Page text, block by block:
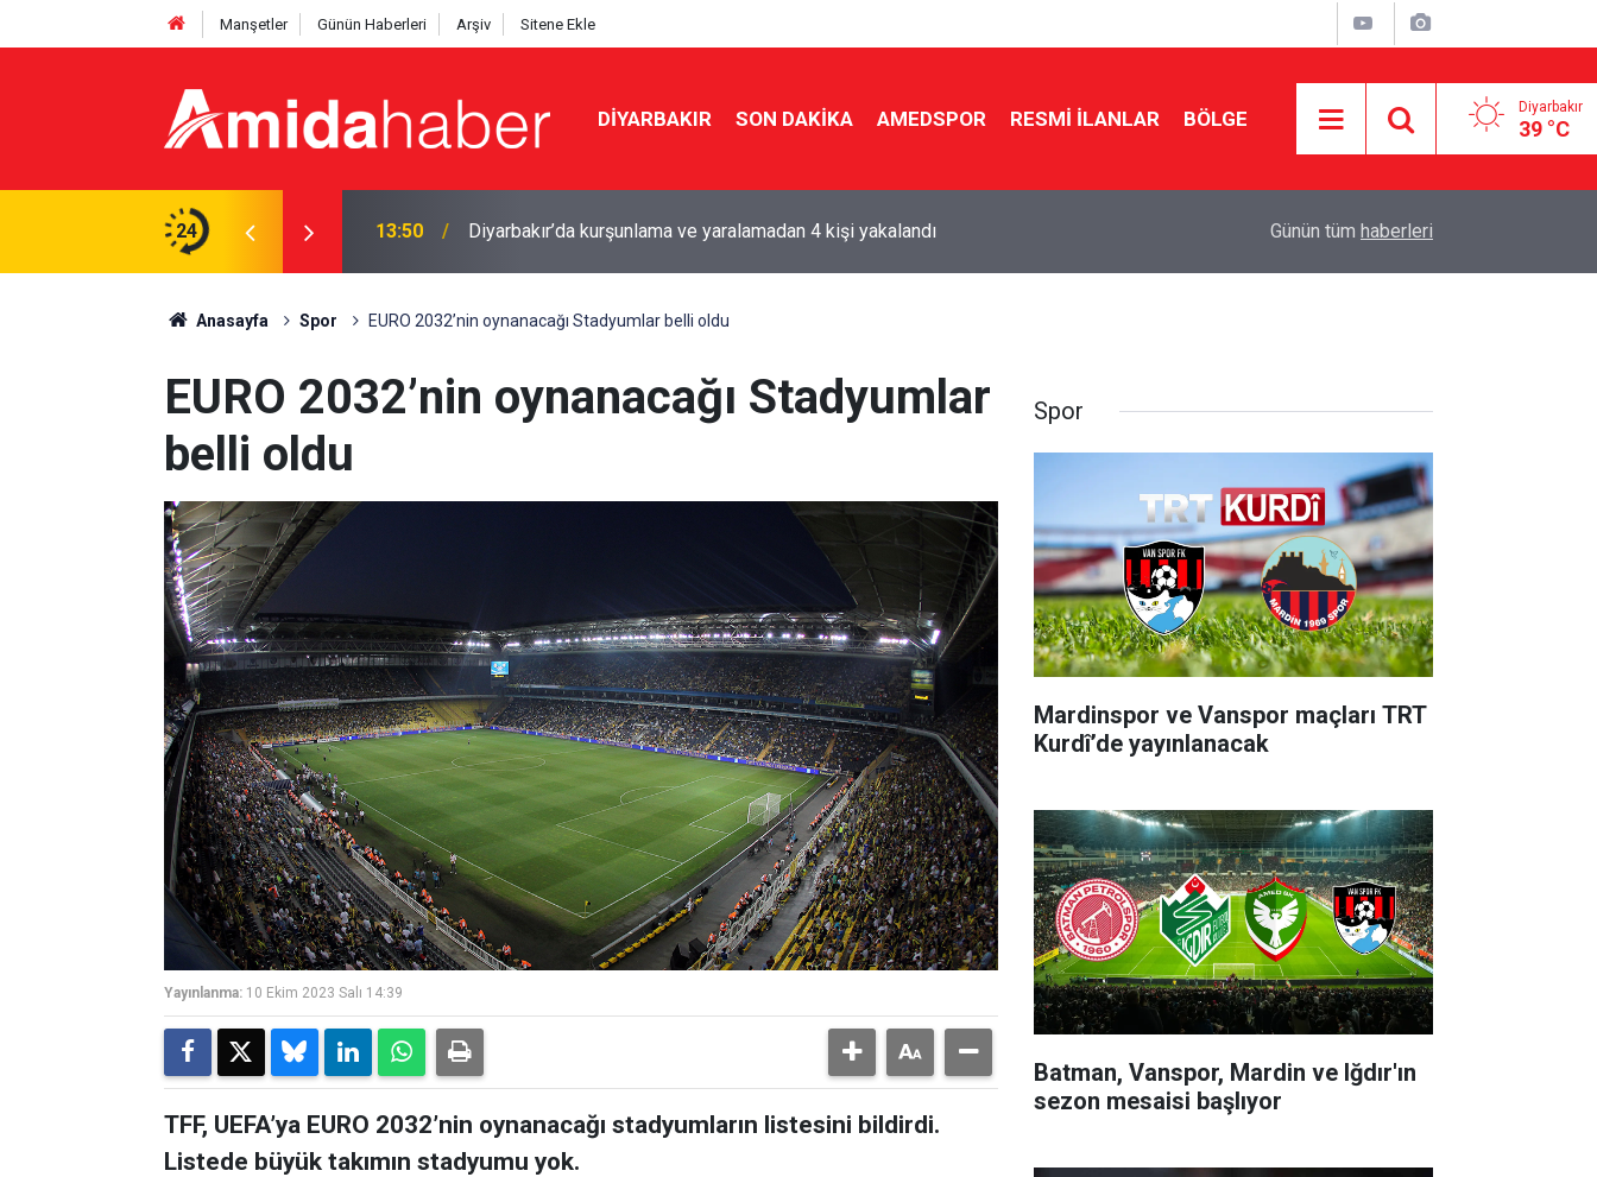
Manşetler Günün Haberleri Arşiv Sitene Ekle
DIYARBAKIR SON DAKIKA AMEDSPOR RESMI İLANLAR BÖLGE Diyarbakır
39 °C
24
açıldı: Cinayet çıktı 13:50 Diyarbakır’da kurşunlama ve yaralamadan 4 kişi yakalandı CHP İl Başkanı Eke: Kılıçdaroğlu Diyarbakır’a
Günün tüm haberleri
Anasayfa Spor EURO 2032’nin oynanacağı Stadyumlar belli oldu
EURO 2032’nin oynanacağı Stadyumlar
belli oldu
Yayınlanma: 10 Ekim 2023 Salı 14:39
TFF, UEFA’ya EURO 2032’nin oynanacağı stadyumların listesini bildirdi.
Listede büyük takımın stadyumu yok.
Spor
Mardinspor ve Vanspor maçları TRT
Kurdî’de yayınlanacak
Batman, Vanspor, Mardin ve Iğdır'ın
sezon mesaisi başlıyor